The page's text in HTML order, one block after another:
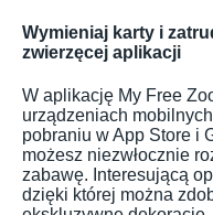
Wymieniaj karty i
zwierzęcej aplikacji
W aplikację My Free
urządzeniach
pobraniu w App Store i
możesz niezwłocznie
zabawę. Interesującą
dzięki której można